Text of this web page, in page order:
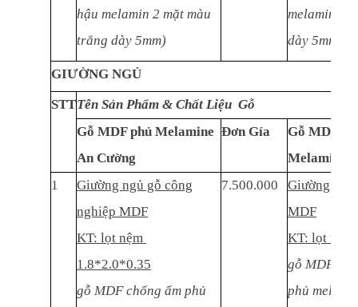
hậu melamin 2 mặt màu
trắng dày 5mm)
melamin 2
dày 5mm)
GIƯỜNG NGỦ
STTTên Sản Phẩm & Chất Liệu Gỗ
Gỗ MDF phủ Melamine
An Cường
Đơn Gía
Gỗ MDF
Melamine
1
Giường ngủ gỗ công
nghiệp MDF
KT: lọt nệm
1.8*2.0*0.35
gỗ MDF chống ẩm phủ
7.500.000
Giường
MDF
KT: lọt
gỗ MDF
phủ